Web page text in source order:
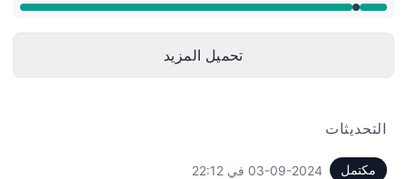
صيانة من 9:55 PM ألى 10:12 PM
تحميل المزيد
التحديثات
مكتمل 03-09-2024 في 22:12